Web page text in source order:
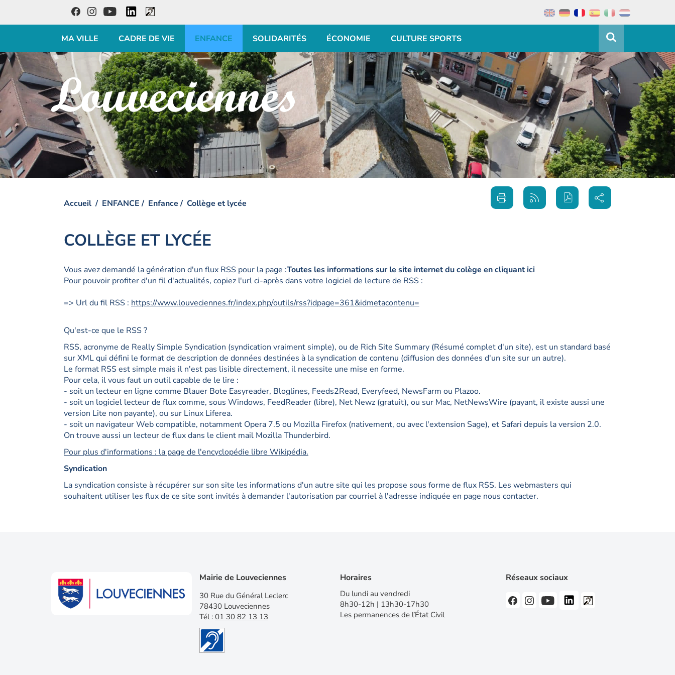
FacebookInstagramYoutube LinkedInAccessibilité
MA VILLE CADRE DE VIE ENFANCE SOLIDARITÉS ÉCONOMIE CULTURE SPORTS
Visiter la page accueil du site de Louveciennes
Accueil ENFANCE Enfance Collège et lycée
Imprimer
cette
page
Générer
le flux
RSS
Partager
sur les
réseaux
sociaux
COLLÈGE ET LYCÉE
Vous avez demandé la génération d'un flux RSS pour la page :Toutes les informations sur le site internet du colège en cliquant ici
Pour pouvoir profiter d'un fil d'actualités, copiez l'url ci-après dans votre logiciel de lecture de RSS :
=> Url du fil RSS : https://www.louveciennes.fr/index.php/outils/rss?idpage=361&idmetacontenu=
Qu'est-ce que le RSS ?
RSS, acronyme de Really Simple Syndication (syndication vraiment simple), ou de Rich Site Summary (Résumé complet d'un site), est un standard basé
sur XML qui défini le format de description de données destinées à la syndication de contenu (diffusion des données d'un site sur un autre).
Le format RSS est simple mais il n'est pas lisible directement, il necessite une mise en forme.
Pour cela, il vous faut un outil capable de le lire :
- soit un lecteur en ligne comme Blauer Bote Easyreader, Bloglines, Feeds2Read, Everyfeed, NewsFarm ou Plazoo.
- soit un logiciel lecteur de flux comme, sous Windows, FeedReader (libre), Net Newz (gratuit), ou sur Mac, NetNewsWire (payant, il existe aussi une
version Lite non payante), ou sur Linux Liferea.
- soit un navigateur Web compatible, notamment Opera 7.5 ou Mozilla Firefox (nativement, ou avec l'extension Sage), et Safari depuis la version 2.0.
On trouve aussi un lecteur de flux dans le client mail Mozilla Thunderbird.
Pour plus d'informations : la page de l'encyclopédie libre Wikipédia.
Syndication
La syndication consiste à récupérer sur son site les informations d'un autre site qui les propose sous forme de flux RSS. Les webmasters qui
souhaitent utiliser les flux de ce site sont invités à demander l'autorisation par courriel à l'adresse indiquée en page nous contacter.
Mairie de Louveciennes
30 Rue du Général Leclerc
78430 Louveciennes
Tél : 01 30 82 13 13
Horaires
Du lundi au vendredi
8h30-12h | 13h30-17h30
Les permanences de l’État Civil
Réseaux sociaux